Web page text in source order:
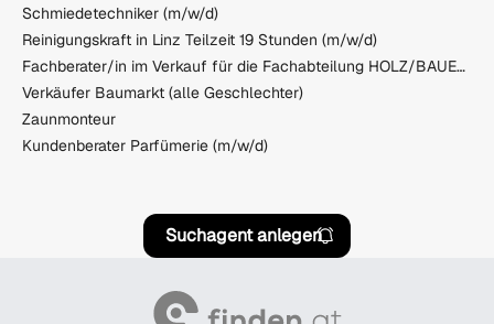
Schmiedetechniker (m/w/d)
Reinigungskraft in Linz Teilzeit 19 Stunden (m/w/d)
Fachberater/in im Verkauf für die Fachabteilung HOLZ/BAUELEMENTE
Verkäufer Baumarkt (alle Geschlechter)
Zaunmonteur
Kundenberater Parfümerie (m/w/d)
Suchagent anlegen